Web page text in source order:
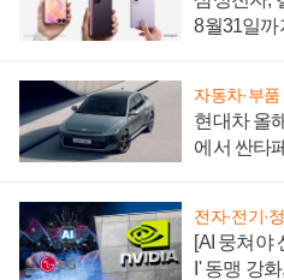
8월31일까
자동차·부품
현대차 올
에서 싼타
전자·전기·
[AI 뭉쳐야
I' 동맹 강